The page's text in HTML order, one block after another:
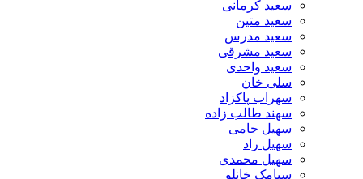
سعید کرمانی
سعید متین
سعید مدرس
سعید مشرقی
سعید واحدی
سلی خان
سهراب پاکزاد
سهند طالب زاده
سهیل جامی
سهیل راد
سهیل محمدی
سیامک خانلو